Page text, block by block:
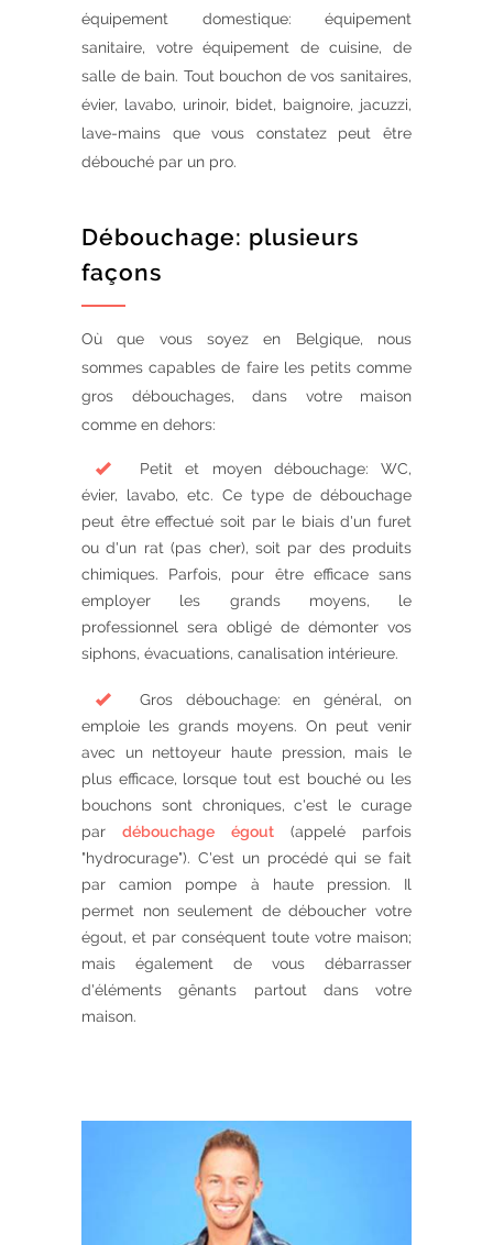
équipement domestique: équipement
sanitaire, votre équipement de cuisine, de
salle de bain. Tout bouchon de vos sanitaires,
évier, lavabo, urinoir, bidet, baignoire, jacuzzi,
lave-mains que vous constatez peut être
débouché par un pro.
Débouchage: plusieurs
façons
Où que vous soyez en Belgique, nous
sommes capables de faire les petits comme
gros débouchages, dans votre maison
comme en dehors:
Petit et moyen débouchage: WC,
évier, lavabo, etc. Ce type de débouchage
peut être effectué soit par le biais d'un furet
ou d'un rat (pas cher), soit par des produits
chimiques. Parfois, pour être efficace sans
employer les grands moyens, le
professionnel sera obligé de démonter vos
siphons, évacuations, canalisation intérieure.
Gros débouchage: en général, on
emploie les grands moyens. On peut venir
avec un nettoyeur haute pression, mais le
plus efficace, lorsque tout est bouché ou les
bouchons sont chroniques, c'est le curage
pardébouchage égout(appelé parfois
"hydrocurage"). C'est un procédé qui se fait
par camion pompe à haute pression. Il
permet non seulement de déboucher votre
égout, et par conséquent toute votre maison;
mais également de vous débarrasser
d'éléments gênants partout dans votre
maison.